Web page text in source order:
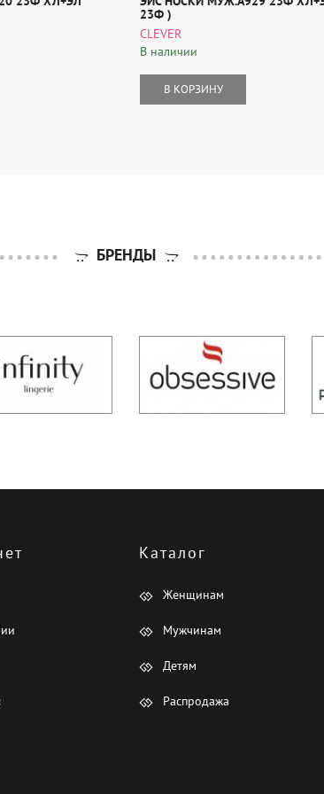
23Ф )
CLEVER
В наличии
В КОРЗИНУ
БРЕНДЫ
Каталог
Женщинам
Мужчинам
Детям
Распродажа